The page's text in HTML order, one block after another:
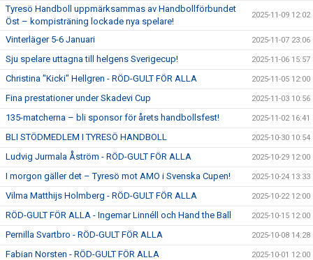
Tyresö Handboll uppmärksammas av Handbollförbundet
Öst – kompisträning lockade nya spelare!
2025-11-09 12:02
Vinterläger 5-6 Januari 2025-11-07 23:06
Sju spelare uttagna till helgens Sverigecup! 2025-11-06 15:57
Christina "Kicki" Hellgren - RÖD-GULT FÖR ALLA 2025-11-05 12:00
Fina prestationer under Skadevi Cup 2025-11-03 10:56
135-matcherna – bli sponsor för årets handbollsfest! 2025-11-02 16:41
BLI STÖDMEDLEM I TYRESÖ HANDBOLL 2025-10-30 10:54
Ludvig Jurmala Åström - RÖD-GULT FÖR ALLA 2025-10-29 12:00
I morgon gäller det – Tyresö mot AMO i Svenska Cupen! 2025-10-24 13:33
Vilma Matthijs Holmberg - RÖD-GULT FÖR ALLA 2025-10-22 12:00
RÖD-GULT FÖR ALLA - Ingemar Linnéll och Hand the Ball 2025-10-15 12:00
Pernilla Svartbro - RÖD-GULT FÖR ALLA 2025-10-08 14:28
Fabian Norsten - RÖD-GULT FÖR ALLA 2025-10-01 12:00